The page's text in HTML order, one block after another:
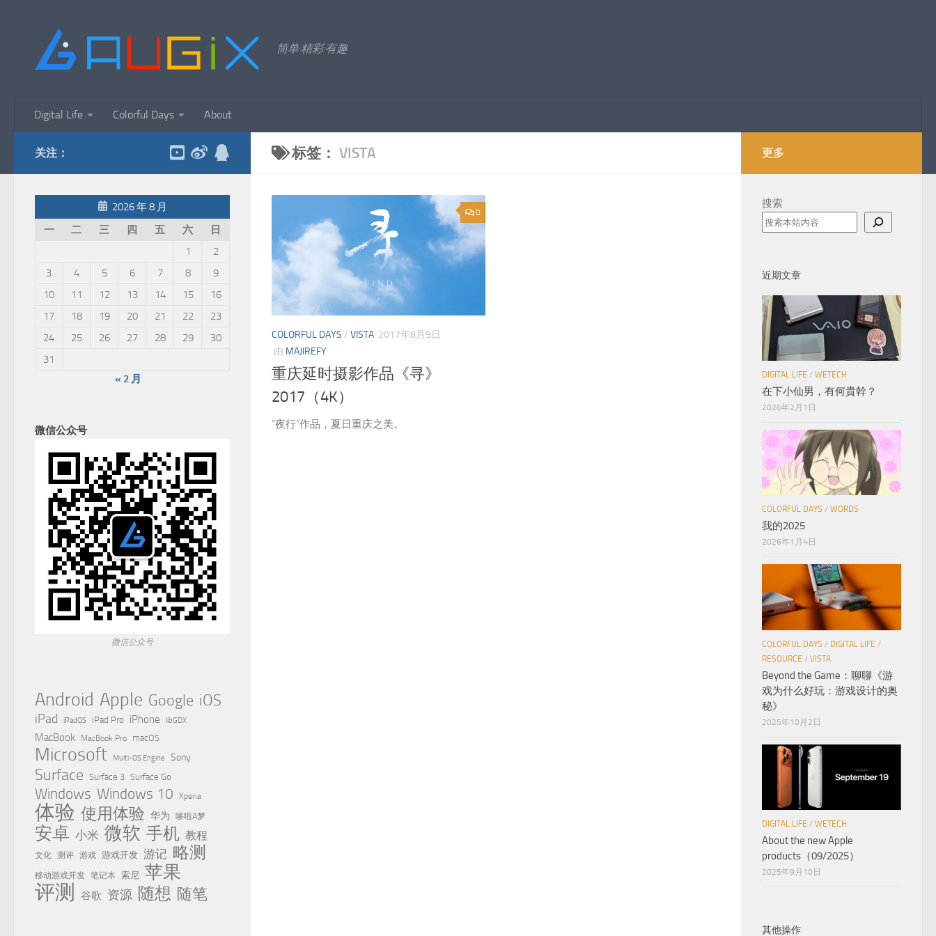
简单·精彩·有趣
Digital Life Colorful Days About
标签： VISTA
0
COLORFUL DAYS / VISTA 2017年8月9日
由 MAJIREFY
重庆延时摄影作品《寻》
2017（4K）
“夜行”作品，夏日重庆之美。
关注：
2026 年 8 月
一
二 三 四 五 六
日
1
2
3
4 5 6 7 8
9
10
11 12 13 14 15
16
17
18 19 20 21 22
23
24
25 26 27 28 29
30
31
« 2 月
微信公众号
微信公众号
Android Apple Google iOS
iPad iPadOS iPad Pro iPhone libGDX
MacBook MacBook Pro macOS
Microsoft Multi-OS Engine Sony
Surface Surface 3 Surface Go
Windows Windows 10 Xperia
体验 使用体验 华为 哆啦A梦
安卓 小米 微软 手机 教程
文化 测评 游戏 游戏开发 游记 略测
移动游戏开发 笔记本 索尼 苹果
评测 谷歌 资源 随想 随笔
更多
搜索
近期文章
DIGITAL LIFE / WETECH
在下小仙男，有何貴幹？
2026年2月1日
COLORFUL DAYS / WORDS
我的2025
2026年1月4日
COLORFUL DAYS / DIGITAL LIFE /
RESOURCE / VISTA
Beyond the Game：聊聊《游
戏为什么好玩：游戏设计的奥
秘》
2025年10月2日
DIGITAL LIFE / WETECH
About the new Apple
products（09/2025）
2025年9月10日
其他操作